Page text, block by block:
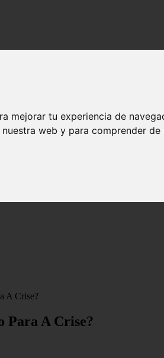
mejorar tu experiencia de
web y para comprender
A Crise?
Para A Crise?